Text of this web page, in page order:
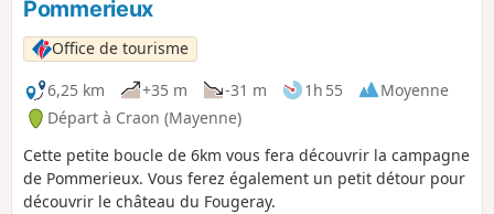
Pommerieux
Office de tourisme
6,25 km
+35 m -31 m 1h 55
Moyenne
Départ à Craon (Mayenne)
Cette petite boucle de 6km vous fera découvrir la campagne
de Pommerieux. Vous ferez également un petit détour pour
découvrir le château du Fougeray.